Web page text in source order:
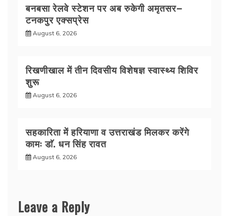
बनबसा रेलवे स्टेशन पर अब रुकेगी अमृतसर–
टनकपुर एक्सप्रेस
August 6, 2026
रिखणीखाल में तीन दिवसीय विशेषज्ञ स्वास्थ्य शिविर
शुरू
August 6, 2026
सहकारिता में हरियाणा व उत्तराखंड मिलकर करेंगे
कामः डाॅ. धन सिंह रावत
August 6, 2026
Leave a Reply